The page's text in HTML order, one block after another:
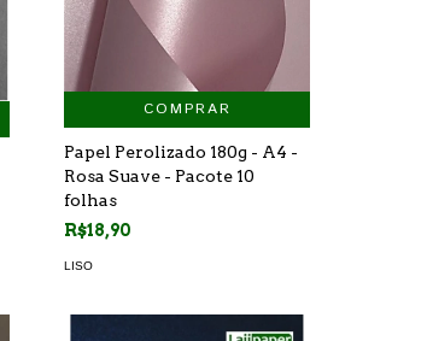
COMPRAR
Papel Perolizado 180g - A4 -
Rosa Suave - Pacote 10
folhas
R$18,90
LISO